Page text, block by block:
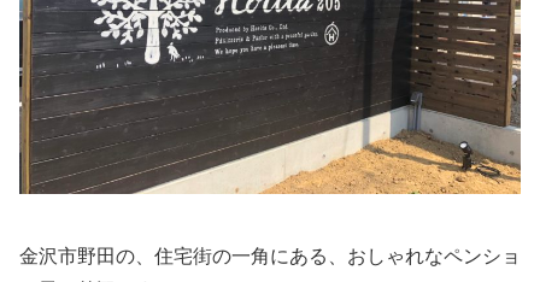
金沢市野田の、住宅街の一角にある、おしゃれなペンショ